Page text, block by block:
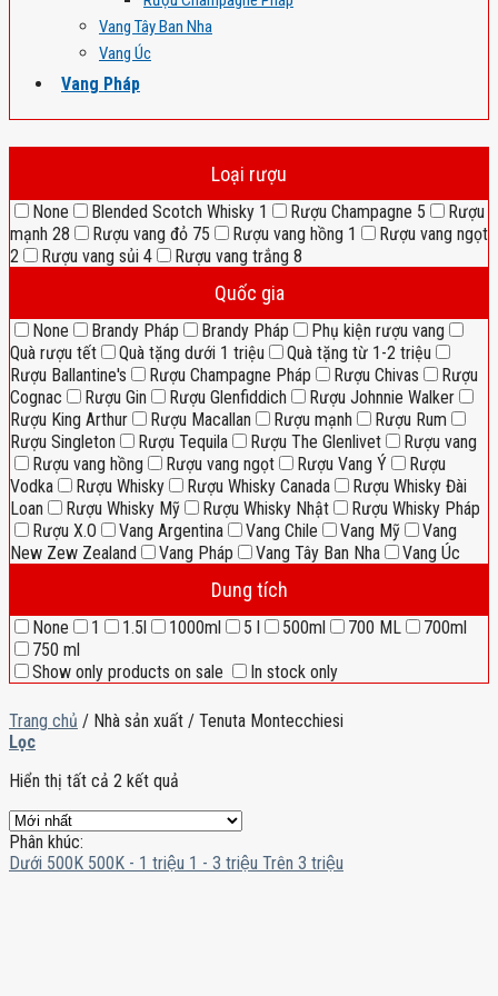
Vang Tây Ban Nha
Vang Úc
Vang Pháp
Loại rượu
None Blended Scotch Whisky 1 Rượu Champagne 5
Rượu
mạnh 28 Rượu vang đỏ 75 Rượu vang hồng 1
Rượu vang ngọt
2
Rượu vang sủi 4 Rượu vang trắng 8
Quốc gia
None Brandy Pháp Brandy Pháp
Phụ kiện rượu vang
Quà rượu tết
Quà tặng dưới 1 triệu
Quà tặng từ 1-2 triệu
Rượu Ballantine's
Rượu Champagne Pháp Rượu Chivas
Rượu
Cognac
Rượu Gin Rượu Glenfiddich
Rượu Johnnie Walker
Rượu King Arthur
Rượu Macallan Rượu mạnh
Rượu Rum
Rượu Singleton
Rượu Tequila Rượu The Glenlivet
Rượu vang
Rượu vang hồng
Rượu vang ngọt Rượu Vang Ý
Rượu
Vodka
Rượu Whisky Rượu Whisky Canada
Rượu Whisky Đài
Loan
Rượu Whisky Mỹ Rượu Whisky Nhật
Rượu Whisky Pháp
Rượu X.O
Vang Argentina Vang Chile Vang Mỹ
Vang
New Zew Zealand
Vang Pháp Vang Tây Ban Nha Vang Úc
Dung tích
None 1 1.5l 1000ml 5 l 500ml 700 ML
700ml
750 ml
Show only products on sale
In stock only
Trang chủ / Nhà sản xuất / Tenuta Montecchiesi
Lọc
Hiển thị tất cả 2 kết quả
Phân khúc:
Dưới 500K 500K - 1 triệu 1 - 3 triệu Trên 3 triệu